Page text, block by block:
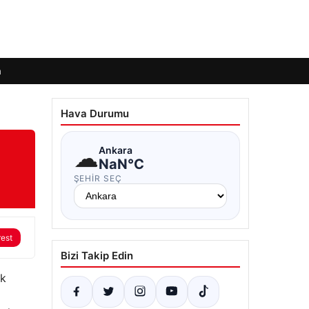
Hava Durumu
☁Ankara
NaN°C
ŞEHIR SEÇ
Bizi Takip Edin